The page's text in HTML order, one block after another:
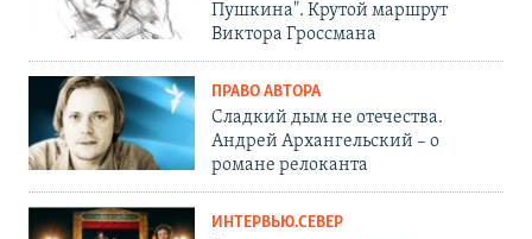
Пушкина". Крутой маршрут
Виктора Гроссмана
ПРАВО АВТОРА
Сладкий дым не отечества.
Андрей Архангельский – о
романе релоканта
ИНТЕРВЬЮ.СЕВЕР